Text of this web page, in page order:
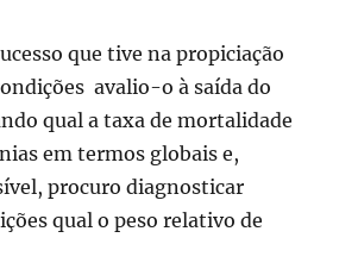
que tive na propiciação
avalio-o à saída do
qual a taxa de mortalidade
em termos globais e,
procuro diagnosticar
qual o peso relativo de